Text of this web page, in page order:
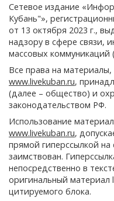
Сетевое издание
Кубань"»,
от 13 октября 2023 г.,
надзору в сфере связи,
массовых коммуникаций
Все права на
www.livekuban.ru,
(далее – общество) и
законодательством РФ.
Использование
www.livekuban.ru,
прямой гиперссылкой
заимствован.
непосредственно в
оригинальный материал
цитируемого блока.